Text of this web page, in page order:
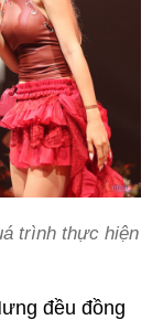
trình thực hiện
đều đồng